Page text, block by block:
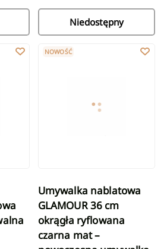
Niedostępny
50 cm owalna ryflowana czarna
Umywalka nablatowa
NOWOŚĆ
Umywalka nablatowa
GLAMOUR 36 cm
okrągła ryflowana
czarna mat –